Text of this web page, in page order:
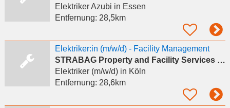
Elektriker Azubi in Essen
Entfernung: 28,5km
Elektriker:in (m/w/d) - Facility Management
STRABAG Property and Facility Services GmbH
Elektriker (m/w/d)in Köln
Entfernung: 28,6km